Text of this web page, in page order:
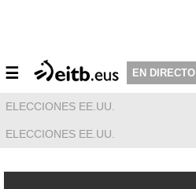
☰ EN DIRECTO
ELECCIONES EE.UU.
ELECCIONES EE.UU.